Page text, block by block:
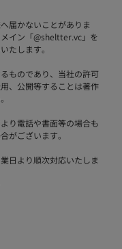
届かないことがありま
イン「@sheltter.vc」を
たします。
ものであり、当社の許可
、公開等することは著作
り電話や書面等の場合も
がございます。
日より順次対応いたしま